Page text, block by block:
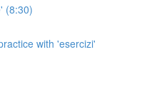
(8:30)
with 'esercizi'